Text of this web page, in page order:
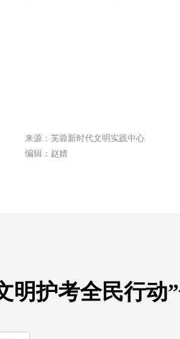
来源：芙蓉新时代文明实践中心
编辑：赵婧
明护考全民行动